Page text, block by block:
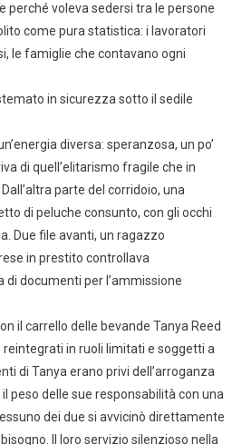
perché voleva sedersi tra le persone
come pura statistica: i lavoratori
le famiglie che contavano ogni
in sicurezza sotto il sedile
diversa: speranzosa, un po’
di quell’elitarismo fragile che in
parte del corridoio, una
di peluche consunto, con gli occhi
Due file avanti, un ragazzo
in prestito controllava
documenti per l’ammissione
il carrello delle bevande Tanya Reed
reintegrati in ruoli limitati e soggetti a
di Tanya erano privi dell’arroganza
peso delle sue responsabilità con una
dei due si avvicinò direttamente
bisogno. Il loro servizio silenzioso nella